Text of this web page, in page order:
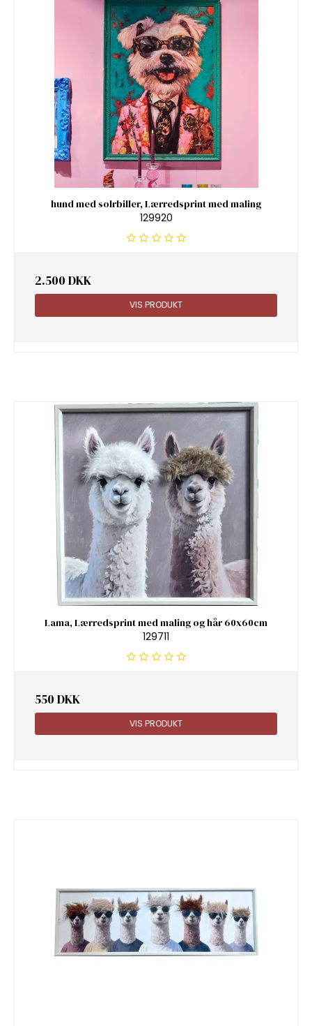
hund med solrbiller, Lærredsprint med maling
129920
2.500 DKK
VIS PRODUKT
Lama, Lærredsprint med maling og hår 60x60cm
129711
550 DKK
VIS PRODUKT